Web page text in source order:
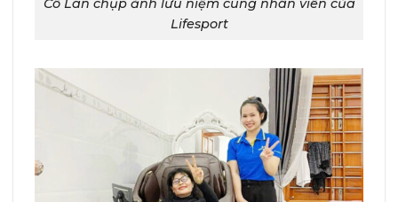
Cô Lan chụp ảnh lưu niệm cùng nhân viên của
Lifesport